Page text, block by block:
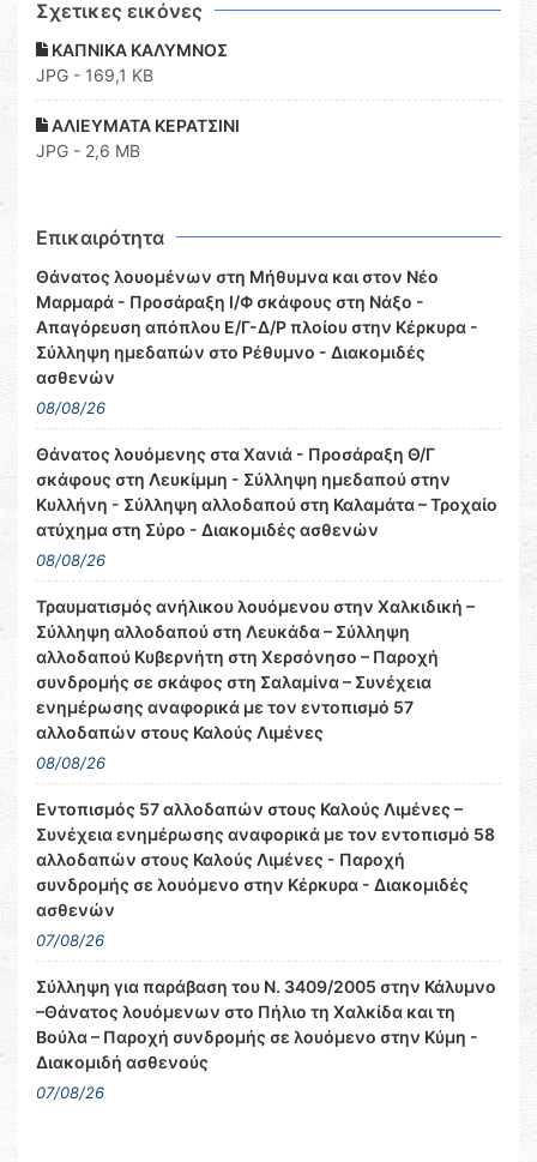
Σχετικες εικόνες
ΚΑΠΝΙΚΑ ΚΑΛΥΜΝΟΣ
JPG - 169,1 KB
ΑΛΙΕΥΜΑΤΑ ΚΕΡΑΤΣΙΝΙ
JPG - 2,6 MB
Επικαιρότητα
Θάνατος λουομένων στη Μήθυμνα και στον Νέο
Μαρμαρά - Προσάραξη Ι/Φ σκάφους στη Νάξο -
Απαγόρευση απόπλου Ε/Γ-Δ/Ρ πλοίου στην Κέρκυρα -
Σύλληψη ημεδαπών στο Ρέθυμνο - Διακομιδές
ασθενών
08/08/26
Θάνατος λουόμενης στα Χανιά - Προσάραξη Θ/Γ
σκάφους στη Λευκίμμη - Σύλληψη ημεδαπού στην
Κυλλήνη - Σύλληψη αλλοδαπού στη Καλαμάτα – Τροχαίο
ατύχημα στη Σύρο - Διακομιδές ασθενών
08/08/26
Τραυματισμός ανήλικου λουόμενου στην Χαλκιδική –
Σύλληψη αλλοδαπού στη Λευκάδα – Σύλληψη
αλλοδαπού Κυβερνήτη στη Χερσόνησο – Παροχή
συνδρομής σε σκάφος στη Σαλαμίνα – Συνέχεια
ενημέρωσης αναφορικά με τον εντοπισμό 57
αλλοδαπών στους Καλούς Λιμένες
08/08/26
Εντοπισμός 57 αλλοδαπών στους Καλούς Λιμένες –
Συνέχεια ενημέρωσης αναφορικά με τον εντοπισμό 58
αλλοδαπών στους Καλούς Λιμένες - Παροχή
συνδρομής σε λουόμενο στην Κέρκυρα - Διακομιδές
ασθενών
07/08/26
Σύλληψη για παράβαση του Ν. 3409/2005 στην Κάλυμνο
–Θάνατος λουόμενων στο Πήλιο τη Χαλκίδα και τη
Βούλα – Παροχή συνδρομής σε λουόμενο στην Κύμη -
Διακομιδή ασθενούς
07/08/26